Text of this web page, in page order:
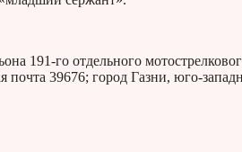
191-го отдельного
почта 39676; город Газни, юго-